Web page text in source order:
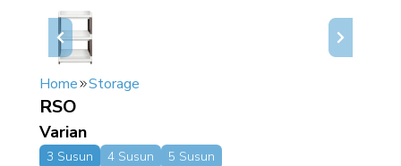
Home Storage
RSO
Varian
3 Susun 4 Susun 5 Susun